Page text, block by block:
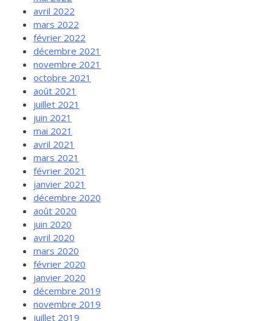
avril 2022
mars 2022
février 2022
décembre 2021
novembre 2021
octobre 2021
août 2021
juillet 2021
juin 2021
mai 2021
avril 2021
mars 2021
février 2021
janvier 2021
décembre 2020
août 2020
juin 2020
avril 2020
mars 2020
février 2020
janvier 2020
décembre 2019
novembre 2019
juillet 2019